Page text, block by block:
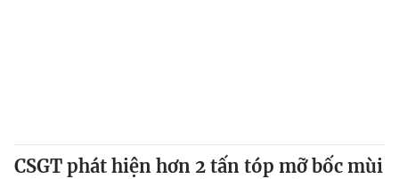
CSGT phát hiện hơn 2 tấn tóp mỡ bốc mùi